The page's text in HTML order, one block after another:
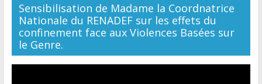
Sensibilisation de Madame la Coordnatrice
Nationale du RENADEF sur les effets du
confinement face aux Violences Basées sur
le Genre.